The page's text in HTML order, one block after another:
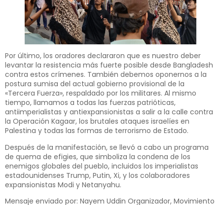
Por último, los oradores declararon que es nuestro deber
levantar la resistencia más fuerte posible desde Bangladesh
contra estos crímenes. También debemos oponernos a la
postura sumisa del actual gobierno provisional de la
«Tercera Fuerza», respaldado por los militares. Al mismo
tiempo, llamamos a todas las fuerzas patrióticas,
antiimperialistas y antiexpansionistas a salir a la calle contra
la Operación Kagaar, los brutales ataques israelíes en
Palestina y todas las formas de terrorismo de Estado.
Después de la manifestación, se llevó a cabo un programa
de quema de efigies, que simboliza la condena de los
enemigos globales del pueblo, incluidos los imperialistas
estadounidenses Trump, Putin, Xi, y los colaboradores
expansionistas Modi y Netanyahu.
Mensaje enviado por: Nayem Uddin Organizador, Movimiento